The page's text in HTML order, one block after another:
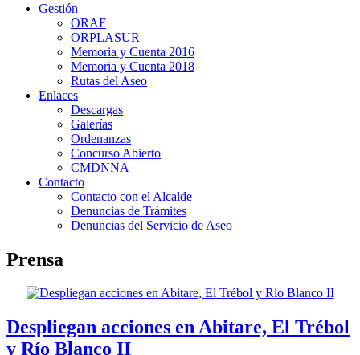
Gestión
ORAF
ORPLASUR
Memoria y Cuenta 2016
Memoria y Cuenta 2018
Rutas del Aseo
Enlaces
Descargas
Galerías
Ordenanzas
Concurso Abierto
CMDNNA
Contacto
Contacto con el Alcalde
Denuncias de Trámites
Denuncias del Servicio de Aseo
Prensa
Despliegan acciones en Abitare, El Trébol
y Río Blanco II